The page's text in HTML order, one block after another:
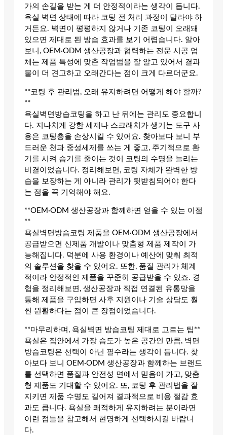
가의 손길을 받는 게 더 안정적이라는 생각이 듭니다.
욕실 벽면 상태에 따라 코팅 전 처리 과정이 달라야 하
거든요. 벽면이 평평하지 않거나 기존 코팅이 오래돼
있으면 제대로 된 방습 효과를 보기 어렵습니다. 알아
보니, OEM·ODM 생산공장과 협력하는 전문 시공 업
체는 제품 특성에 맞춘 작업법을 잘 알고 있어서 결과
물이 더 견고하고 오래간다는 점이 크게 다르더군요.
**코팅 후 관리법, 오래 유지하려면 어떻게 해야 할까?
**
욕실벽면방습코팅을 하고 난 뒤에는 관리도 중요합니
다. 지나치게 강한 세제나 스크래치가 생기는 도구 사
용은 코팅층을 손상시킬 수 있어요. 찾아보다 보니 부
드러운 천과 중성세제를 쓰는 게 좋고, 주기적으로 환
기를 시켜 습기를 줄이는 것이 코팅의 수명을 늘리는
비결이었습니다. 정리해보면, 코팅 자체가 완벽한 방
습을 보장하는 게 아니라 관리가 뒷받침되어야 한다
는 점을 꼭 기억해야 해요.
**OEM·ODM 생산공장과 함께하면 얻을 수 있는 이점
**
욕실벽면방습코팅 제품을 OEM·ODM 생산공장에서
공급받으면 신제품 개발이나 맞춤형 제품 제작이 가
능해집니다. 덕분에 사용 환경이나 예산에 맞춰 최적
의 솔루션을 찾을 수 있어요. 또한, 품질 관리가 체계
적이라 안정적인 제품을 꾸준히 공급받을 수 있죠. 경
험을 정리해보면, 생산공장과 직접 연결된 유통망을
통해 제품을 구입하면 사후 지원이나 기술 상담도 훨
씬 원활하다는 점이 큰 장점이었습니다.
**마무리하며, 욕실벽면 방습코팅 제대로 고르는 팁**
욕실은 집안에서 가장 습도가 높은 공간인 만큼, 벽면
방습코팅은 선택이 아닌 필수라는 생각이 듭니다. 찾
아보다 보니 OEM·ODM 생산공장과 함께하는 브랜드
를 선택하면 품질과 안전성 면에서 믿음이 가고, 맞춤
형 제품도 기대할 수 있어요. 또, 코팅 후 관리법을 잘
지키면 제품 수명도 길어져 결과적으로 비용 절감 효
과도 큽니다. 욕실을 쾌적하게 유지하려는 분이라면
이런 점들을 참고해서 현명하게 선택하시길 바랍니
다.